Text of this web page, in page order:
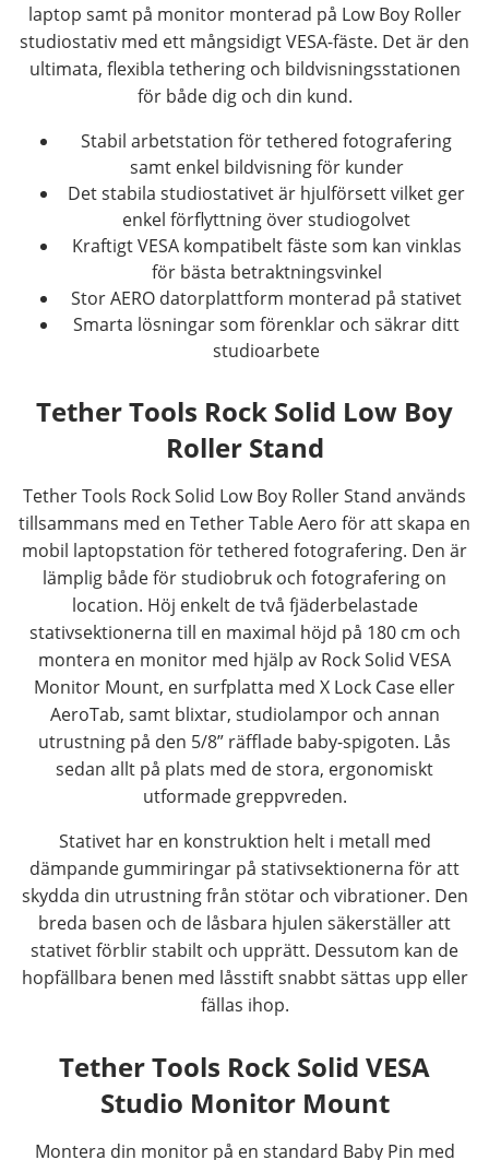
laptop samt på monitor monterad på Low Boy Roller
studiostativ med ett mångsidigt VESA-fäste. Det är den
ultimata, flexibla tethering och bildvisningsstationen
för både dig och din kund.
Stabil arbetstation för tethered fotografering
samt enkel bildvisning för kunder
Det stabila studiostativet är hjulförsett vilket ger
enkel förflyttning över studiogolvet
Kraftigt VESA kompatibelt fäste som kan vinklas
för bästa betraktningsvinkel
Stor AERO datorplattform monterad på stativet
Smarta lösningar som förenklar och säkrar ditt
studioarbete
Tether Tools Rock Solid Low Boy
Roller Stand
Tether Tools Rock Solid Low Boy Roller Stand används
tillsammans med en Tether Table Aero för att skapa en
mobil laptopstation för tethered fotografering. Den är
lämplig både för studiobruk och fotografering on
location. Höj enkelt de två fjäderbelastade
stativsektionerna till en maximal höjd på 180 cm och
montera en monitor med hjälp av Rock Solid VESA
Monitor Mount, en surfplatta med X Lock Case eller
AeroTab, samt blixtar, studiolampor och annan
utrustning på den 5/8” räfflade baby-spigoten. Lås
sedan allt på plats med de stora, ergonomiskt
utformade greppvreden.
Stativet har en konstruktion helt i metall med
dämpande gummiringar på stativsektionerna för att
skydda din utrustning från stötar och vibrationer. Den
breda basen och de låsbara hjulen säkerställer att
stativet förblir stabilt och upprätt. Dessutom kan de
hopfällbara benen med låsstift snabbt sättas upp eller
fällas ihop.
Tether Tools Rock Solid VESA
Studio Monitor Mount
Montera din monitor på en standard Baby Pin med